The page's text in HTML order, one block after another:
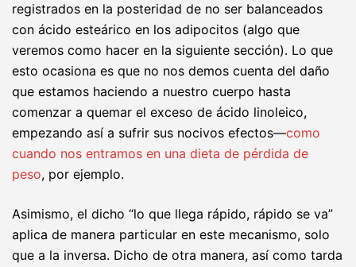
registrados en la posteridad de no ser balanceados
con ácido esteárico en los adipocitos (algo que
veremos como hacer en la siguiente sección). Lo que
esto ocasiona es que no nos demos cuenta del daño
que estamos haciendo a nuestro cuerpo hasta
comenzar a quemar el exceso de ácido linoleico,
empezando así a sufrir sus nocivos efectos—como
cuando nos entramos en una dieta de pérdida de
peso, por ejemplo.
Asimismo, el dicho “lo que llega rápido, rápido se va”
aplica de manera particular en este mecanismo, solo
que a la inversa. Dicho de otra manera, así como tarda